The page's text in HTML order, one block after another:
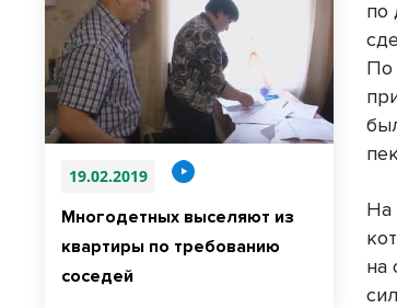
19.02.2019
Многодетных выселяют из
квартиры по требованию
соседей
по
По
На
на